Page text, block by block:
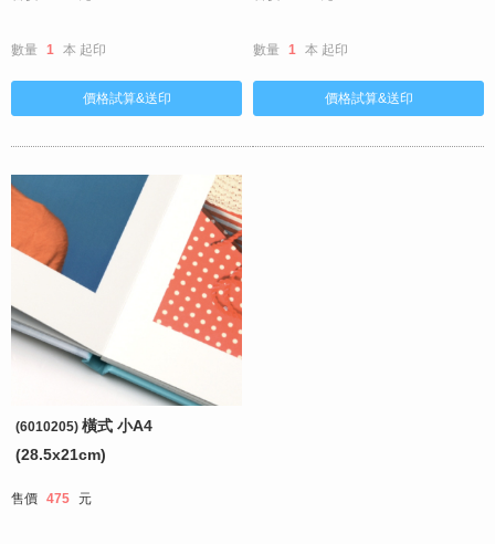
數量 1 本 起印 數量 1 本 起印
(6010205)橫式 小A4
(28.5x21cm)
售價 475 元